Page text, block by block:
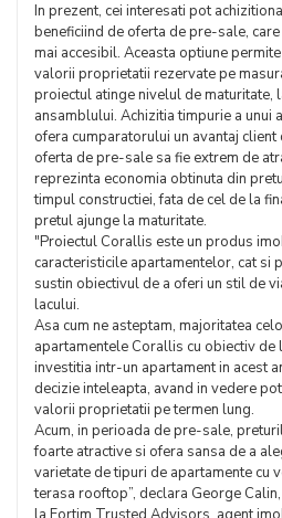
In prezent, cei interesati pot
beneficiind de oferta de pre-sale,
mai accesibil. Aceasta optiune
valorii proprietatii rezervate pe
proiectul atinge nivelul de maturitate,
ansamblului. Achizitia timpurie a unui
ofera cumparatorului un avantaj client
oferta de pre-sale sa fie extrem de
reprezinta economia obtinuta din
timpul constructiei, fata de cel de la
pretul ajunge la maturitate.
"Proiectul Corallis este un produs
caracteristicile apartamentelor, cat si
sustin obiectivul de a oferi un stil de
lacului.
Asa cum ne asteptam, majoritatea
apartamentele Corallis cu obiectiv de
investitia intr-un apartament in acest
decizie inteleapta, avand in vedere
valorii proprietatii pe termen lung.
Acum, in perioada de pre-sale,
foarte atractive si ofera sansa de a
varietate de tipuri de apartamente cu
terasa rooftop”, declara George